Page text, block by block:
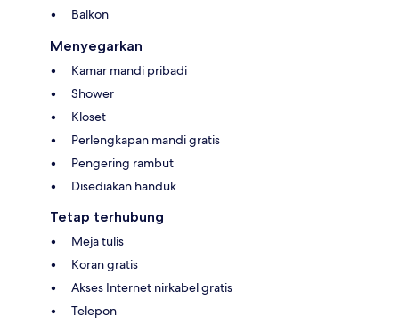
Balkon
Menyegarkan
Kamar mandi pribadi
Shower
Kloset
Perlengkapan mandi gratis
Pengering rambut
Disediakan handuk
Tetap terhubung
Meja tulis
Koran gratis
Akses Internet nirkabel gratis
Telepon